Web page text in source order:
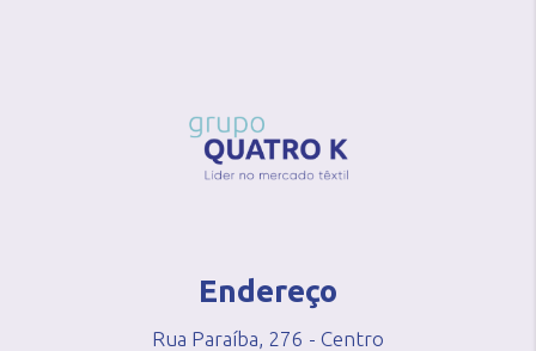
Endereço
Rua Paraíba, 276 - Centro